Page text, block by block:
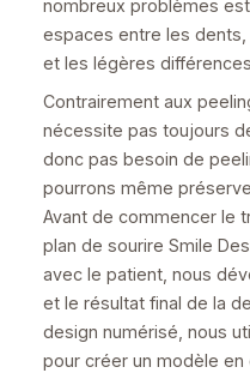
nombreux problèmes
espaces entre les
et les légères
Contrairement aux
nécessite pas toujours
donc pas besoin de
pourrons même
Avant de commencer le
plan de sourire Smile
avec le patient, nous
et le résultat final de la
design numérisé, nous
pour créer un modèle